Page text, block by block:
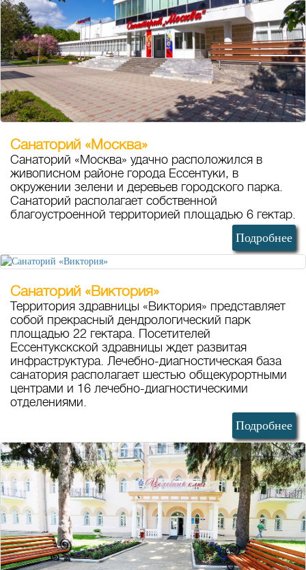
Санаторий «Москва»
Санаторий «Москва» удачно расположился в
живописном районе города Ессентуки, в
окружении зелени и деревьев городского парка.
Санаторий располагает собственной
благоустроенной территорией площадью 6 гектар.
Подробнее
Санаторий «Виктория»
Территория здравницы «Виктория» представляет
собой прекрасный дендрологический парк
площадью 22 гектара. Посетителей
Ессентукскской здравницы ждет развитая
инфраструктура. Лечебно-диагностическая база
санатория располагает шестью общекурортными
центрами и 16 лечебно-диагностическими
отделениями.
Подробнее